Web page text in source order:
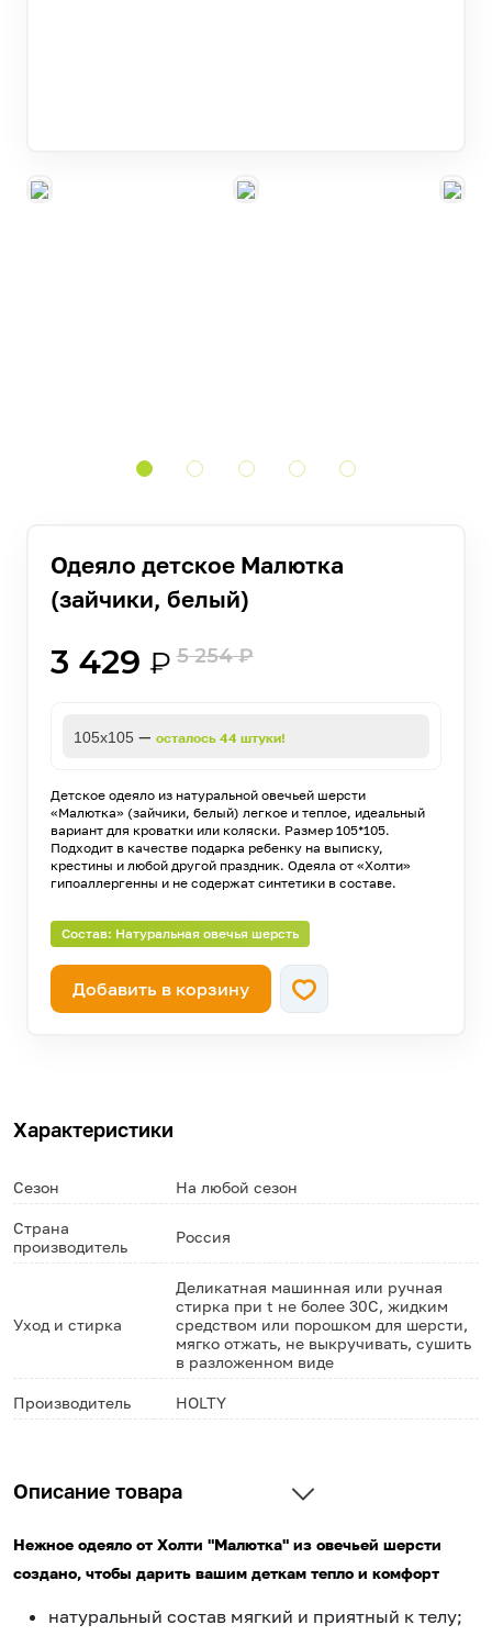
Одеяло детское Малютка
(зайчики, белый)
3 429 ₽ 5 254₽
105х105 — осталось 44 штуки!
Детское одеяло из натуральной овечьей шерсти
«Малютка» (зайчики, белый) легкое и теплое, идеальный
вариант для кроватки или коляски. Размер 105*105.
Подходит в качестве подарка ребенку на выписку,
крестины и любой другой праздник. Одеяла от «Холти»
гипоаллергенны и не содержат синтетики в составе.
Состав: Натуральная овечья шерсть
Добавить в корзину
Характеристики
Сезон На любой сезон
Страна
производитель
Россия
Уход и стирка
Деликатная машинная или ручная
стирка при t не более 30С, жидким
средством или порошком для шерсти,
мягко отжать, не выкручивать, сушить
в разложенном виде
Производитель HOLTY
Описание товара
Нежное одеяло от Холти "Малютка" из овечьей шерсти
создано, чтобы дарить вашим деткам тепло и комфорт
натуральный состав мягкий и приятный к телу;